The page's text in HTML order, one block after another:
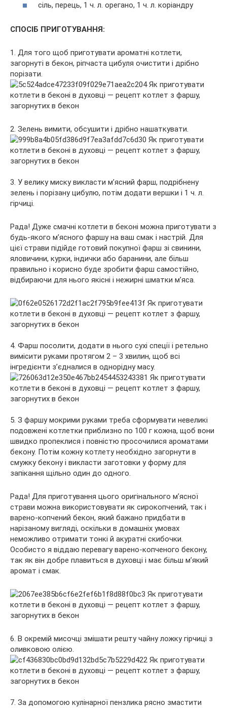
сіль, перець, 1 ч. л. орегано, 1 ч. л. коріандру
СПОСІБ ПРИГОТУВАННЯ:
1. Для того щоб приготувати ароматні котлети,
загорнуті в бекон, ріпчаста цибуля очистити і дрібно
порізати.
2. Зелень вимити, обсушити і дрібно нашаткувати.
3. У велику миску викласти м’ясний фарш, подрібнену
зелень і порізану цибулю, потім додати вершки і 1 ч. л.
гірчиці.
Рада! Дуже смачні котлети в беконі можна приготувати з
будь-якого м’ясного фаршу на ваш смак і настрій. Для
цієї страви підійде готовий покупної фарш зі свинини,
яловичини, курки, індички або баранини, але більш
правильно і корисно буде зробити фарш самостійно,
відбираючи для нього якісні і нежирні шматки м’яса.
4. Фарш посолити, додати в нього сухі спеції і ретельно
вимісити руками протягом 2 – 3 хвилин, щоб всі
інгредієнти з’єдналися в однорідну масу.
5. З фаршу мокрими руками треба сформувати невеликі
подовжені котлетки приблизно по 100 г кожна, щоб вони
швидко пропеклися і повністю просочилися ароматами
бекону. Потім кожну котлету необхідно загорнути в
смужку бекону і викласти заготовки у форму для
запікання щільно один до одного.
Рада! Для приготування цього оригінального м’ясної
страви можна використовувати як сирокопчений, так і
варено-копчений бекон, який бажано придбати в
нарізаному вигляді, оскільки в домашніх умовах
неможливо отримати тонкі й акуратні скибочки.
Особисто я віддаю перевагу варено-копченого бекону,
так як він добре плавиться в духовці і має більш м’який
аромат і смак.
6. В окремій мисочці змішати решту чайну ложку гірчиці з
оливковою олією.
7. За допомогою кулінарної пензлика рясно змастити